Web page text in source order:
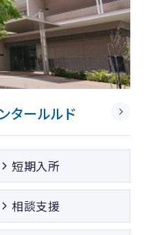
タールルド
短期入所
相談支援